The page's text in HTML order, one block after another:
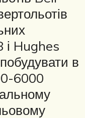
і Hughes
в
6000